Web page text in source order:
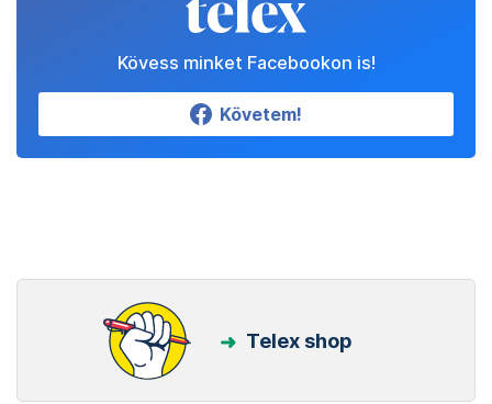
Kövess minket Facebookon is!
Követem!
Telex shop